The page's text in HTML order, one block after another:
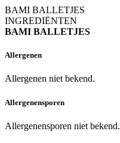
BAMI BALLETJES
INGREDIËNTEN
BAMI BALLETJES
Allergenen
Allergenen niet bekend.
Allergenensporen
Allergenensporen niet bekend.